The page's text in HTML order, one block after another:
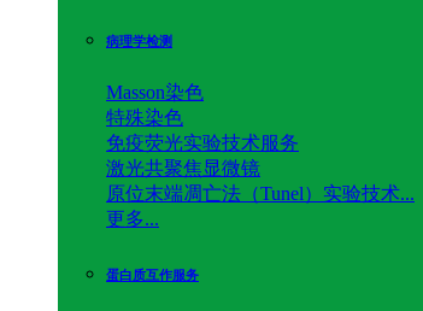
病理学检测
Masson染色
特殊染色
免疫荧光实验技术服务
激光共聚焦显微镜
原位末端凋亡法（Tunel）实验技术...
更多...
蛋白质互作服务